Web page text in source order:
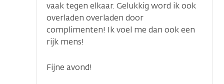
vaak tegen elkaar. Gelukkig word ik ook
overladen overladen door
complimenten! Ik voel me dan ook een
rijk mens!
Fijne avond!